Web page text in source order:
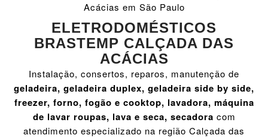
Acácias em São Paulo
ELETRODOMÉSTICOS
BRASTEMP CALÇADA DAS
ACÁCIAS
Instalação, consertos, reparos, manutenção de
geladeira, geladeira duplex, geladeira side by side,
freezer, forno, fogão e cooktop, lavadora, máquina
de lavar roupas, lava e seca, secadora com
atendimento especializado na região Calçada das